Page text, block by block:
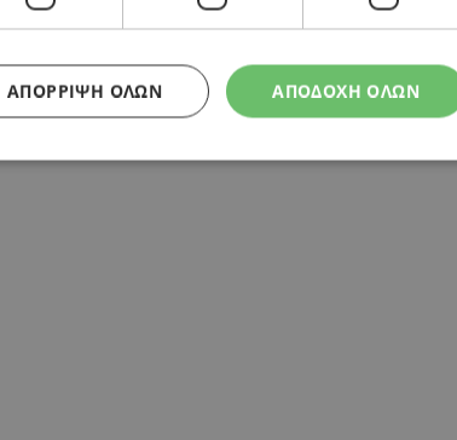
ΑΠΟΔΟΧΗ ΟΛΩΝ
ΑΠΌΡΡΙΨΗ ΌΛΩΝ